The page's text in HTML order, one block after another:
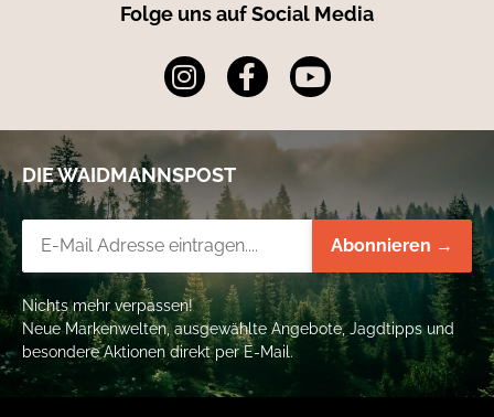
Folge uns auf Social Media
DIE WAIDMANNSPOST
Abonnieren →
Nichts mehr verpassen!
Neue Markenwelten, ausgewählte Angebote, Jagdtipps und
besondere Aktionen direkt per E-Mail.